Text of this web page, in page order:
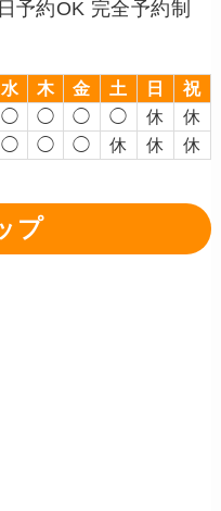
予約OK 完全予約制
水 木 金 土 日
祝
◯ ◯ ◯ ◯ 休
休
◯ ◯ ◯ 休 休 休
プ